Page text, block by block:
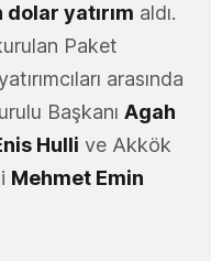
dolar yatırım aldı.
Paket
arasında
Başkanı Agah
Hulli ve Akkök
Mehmet Emin